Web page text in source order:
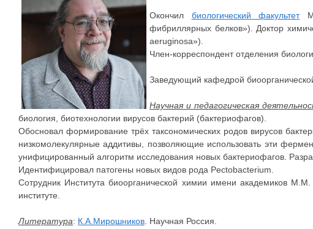
Окончил биологический факультет
фибриллярных белков»). Доктор
aeruginosa»).
Член-корреспондент отделения
Заведующий кафедрой
Научная и педагогическая
биология, биотехнологии вирусов бактерий (бактериофагов).
Обосновал формирование трёх таксономических родов вирусов
низкомолекулярные аддитивы, позволяющие использовать эти
унифицированный алгоритм исследования новых бактериофагов.
Идентифицировал патогены новых видов рода Pectobacterium.
Сотрудник Института биоорганической химии имени академиков
институте.
Литература: К.А.Мирошников . Научная Россия.